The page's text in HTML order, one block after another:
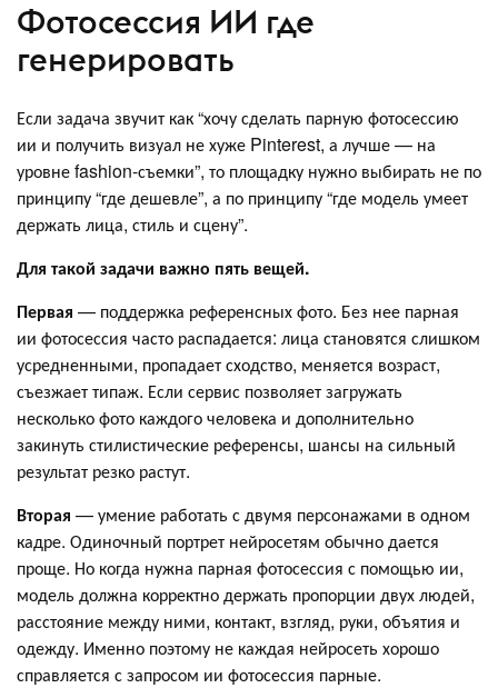
Фотосессия ИИ где
генерировать
Если задача звучит как “хочу сделать парную фотосессию
ии и получить визуал не хуже Pinterest, а лучше — на
уровне fashion-съемки”, то площадку нужно выбирать не по
принципу “где дешевле”, а по принципу “где модель умеет
держать лица, стиль и сцену”.
Для такой задачи важно пять вещей.
Первая — поддержка референсных фото. Без нее парная
ии фотосессия часто распадается: лица становятся слишком
усредненными, пропадает сходство, меняется возраст,
съезжает типаж. Если сервис позволяет загружать
несколько фото каждого человека и дополнительно
закинуть стилистические референсы, шансы на сильный
результат резко растут.
Вторая — умение работать с двумя персонажами в одном
кадре. Одиночный портрет нейросетям обычно дается
проще. Но когда нужна парная фотосессия с помощью ии,
модель должна корректно держать пропорции двух людей,
расстояние между ними, контакт, взгляд, руки, объятия и
одежду. Именно поэтому не каждая нейросеть хорошо
справляется с запросом ии фотосессия парные.